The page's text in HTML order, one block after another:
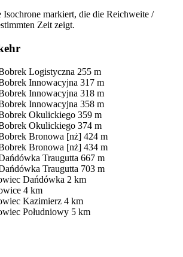
markiert, die die Reichweite /
Zeit zeigt.
Logistyczna 255 m
Innowacyjna 317 m
Innowacyjna 318 m
Innowacyjna 358 m
Okulickiego 359 m
Okulickiego 374 m
Bronowa [nż] 424 m
Bronowa [nż] 434 m
Traugutta 667 m
Traugutta 703 m
Dańdówka 2 km
4 km
Kazimierz 4 km
Południowy 5 km